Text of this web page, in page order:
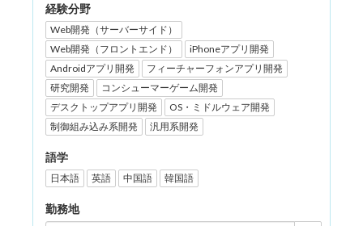
経験分野
Web開発（サーバーサイド）
Web開発（フロントエンド）
iPhoneアプリ開発
Androidアプリ開発
フィーチャーフォンアプリ開発
研究開発
コンシューマーゲーム開発
デスクトップアプリ開発
OS・ミドルウェア開発
制御組み込み系開発
汎用系開発
語学
日本語 英語 中国語 韓国語
勤務地